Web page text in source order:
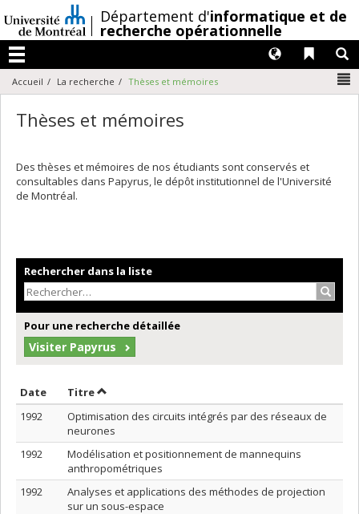
au
contenu
/Département d'informatique et de
recherche opérationnelle
Menu
Liens
Langues
Accueil La recherche Thèses et mémoires
Thèses et mémoires
Des thèses et mémoires de nos étudiants sont conservés et
consultables dans Papyrus, le dépôt institutionnel de l'Université
de Montréal.
Rechercher dans la liste
Pour une recherche détaillée
Visiter Papyrus
Date Trier par date en ordre décroissant
TitreTrier par titre en ordre décroissant
1992
Optimisation des circuits intégrés par des réseaux de
neurones
1992
Modélisation et positionnement de mannequins
anthropométriques
1992
Analyses et applications des méthodes de projection
sur un sous-espace